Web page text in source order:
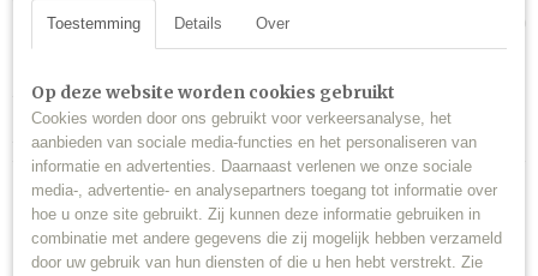
Home >Sleutels>Peugeot en Citroën / Sleutelbaard VA2 /
Sleutelcode CE0523 / 3 knops / Licht knop / Lamp knop / 3
knoppen Autosleutel behuizing
Toestemming Details Over
Op deze website worden cookies gebruikt
Cookies worden door ons gebruikt voor verkeersanalyse, het
aanbieden van sociale media-functies en het personaliseren van
informatie en advertenties. Daarnaast verlenen we onze sociale
media-, advertentie- en analysepartners toegang tot informatie over
hoe u onze site gebruikt. Zij kunnen deze informatie gebruiken in
combinatie met andere gegevens die zij mogelijk hebben verzameld
door uw gebruik van hun diensten of die u hen hebt verstrekt. Zie